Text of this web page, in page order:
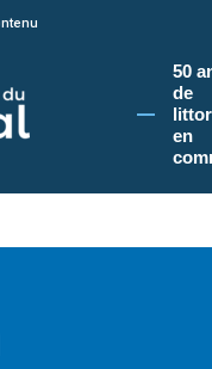
du littoral, vous
50
de
en